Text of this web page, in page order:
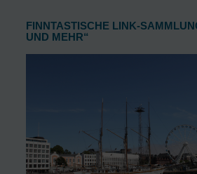
FINNTASTISCHE LINK-
UND MEHR“